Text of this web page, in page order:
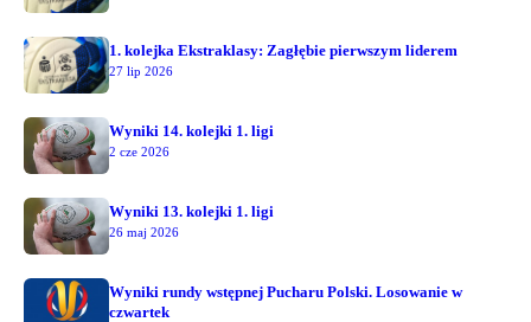
1. kolejka Ekstraklasy: Zagłębie pierwszym liderem
27 lip 2026
Wyniki 14. kolejki 1. ligi
2 cze 2026
Wyniki 13. kolejki 1. ligi
26 maj 2026
Wyniki rundy wstępnej Pucharu Polski. Losowanie w
czwartek